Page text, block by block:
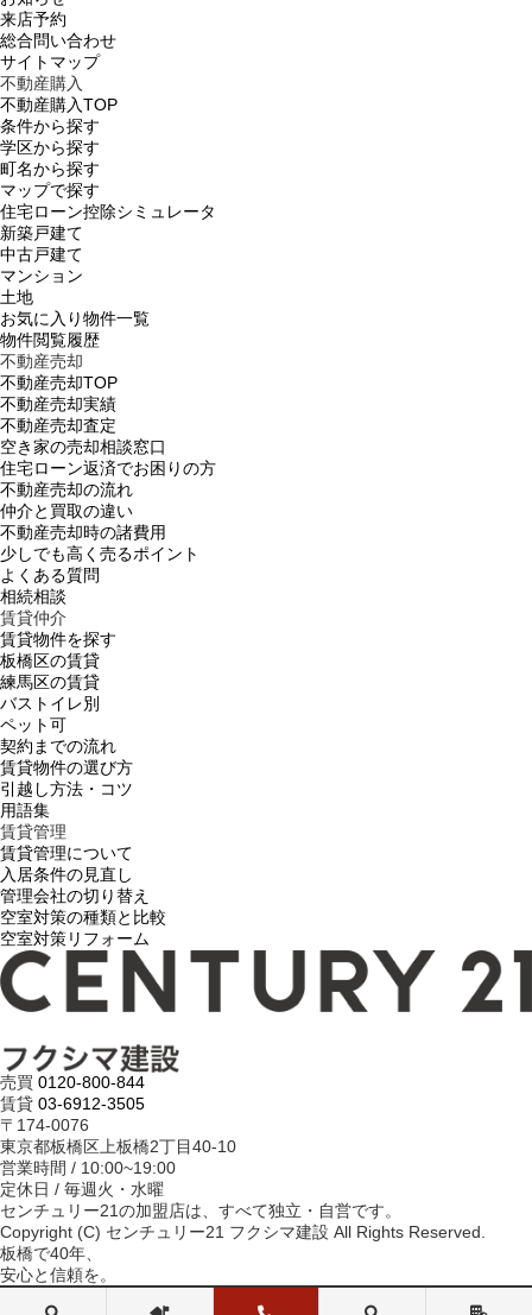
来店予約
総合問い合わせ
サイトマップ
不動産購入
不動産購入TOP
条件から探す
学区から探す
町名から探す
マップで探す
住宅ローン控除シミュレータ
新築戸建て
中古戸建て
マンション
土地
お気に入り物件一覧
物件閲覧履歴
不動産売却
不動産売却TOP
不動産売却実績
不動産売却査定
空き家の売却相談窓口
住宅ローン返済でお困りの方
不動産売却の流れ
仲介と買取の違い
不動産売却時の諸費用
少しでも高く売るポイント
よくある質問
相続相談
賃貸仲介
賃貸物件を探す
板橋区の賃貸
練馬区の賃貸
バストイレ別
ペット可
契約までの流れ
賃貸物件の選び方
引越し方法・コツ
用語集
賃貸管理
賃貸管理について
入居条件の見直し
管理会社の切り替え
空室対策の種類と比較
空室対策リフォーム
売買 0120-800-844
賃貸 03-6912-3505
〒174-0076
東京都板橋区上板橋2丁目40-10
営業時間 / 10:00~19:00
定休日 / 毎週火・水曜
センチュリー21の加盟店は、すべて独立・自営です。
Copyright (C) センチュリー21 フクシマ建設 All Rights Reserved.
板橋で40年、
安心と信頼を。